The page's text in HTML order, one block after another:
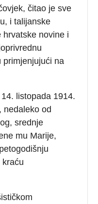
čitao je sve
i talijanske
hrvatske novine i
primjenjujući na
listopada 1914.
nedaleko od
srednje
mu Marije,
kraću